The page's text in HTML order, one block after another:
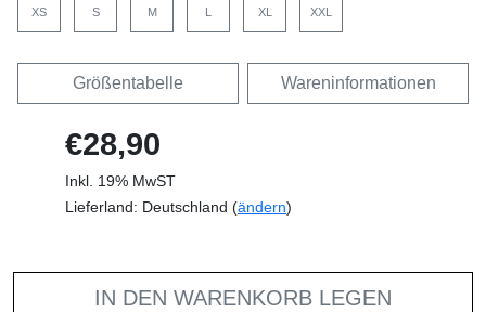
XS S M XL XXL
Größentabelle Wareninformationen
€28,90
Inkl. 19% MwST
Lieferland: Deutschland (ändern)
IN DEN WARENKORB LEGEN